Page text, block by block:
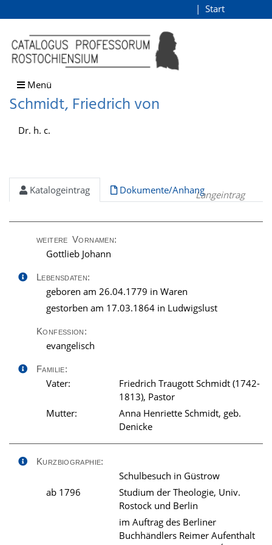
Schmidt, Friedrich von
direkt zum Inhalt
Start
Menü
Schmidt, Friedrich von
Dr. h. c.
Katalogeintrag Dokumente/AnhangLangeintrag
weitere Vornamen:
Gottlieb Johann
Lebensdaten:
geboren am 26.04.1779 in Waren
gestorben am 17.03.1864 in Ludwigslust
Konfession:
evangelisch
Familie:
Vater:
Friedrich Traugott Schmidt (1742-
1813), Pastor
Mutter:
Anna Henriette Schmidt, geb.
Denicke
Kurzbiographie:
Schulbesuch in Güstrow
ab 1796
Studium der Theologie, Univ.
Rostock und Berlin
im Auftrag des Berliner
Buchhändlers Reimer Aufenthalt